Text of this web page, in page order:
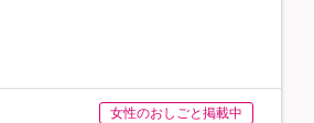
女性のおしごと掲載中